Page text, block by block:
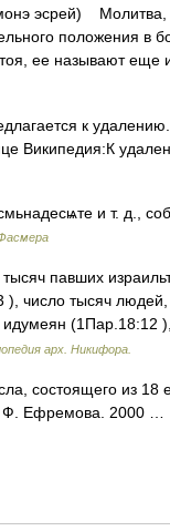
эсрей) Молитва,
положения в
стоя, ее называют
к
Википедия:К
и т. д.,
павших
число тысяч
идумеян
арх. Никифора.
состоящего из 18
Ф. Ефремова. 2000 …